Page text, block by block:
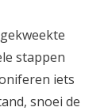
stappen
iets
snoei de